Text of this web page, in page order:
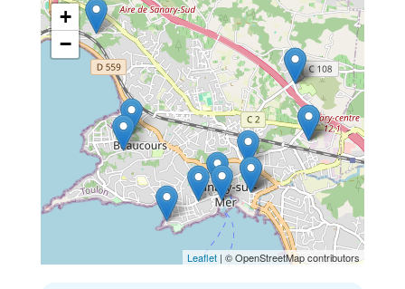
+
−
Leaflet | © OpenStreetMap contributors